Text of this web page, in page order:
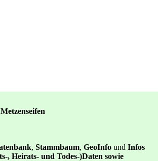
, Stammbaum, GeoInfound Infos
, Heirats- und Todes-)Daten sowie